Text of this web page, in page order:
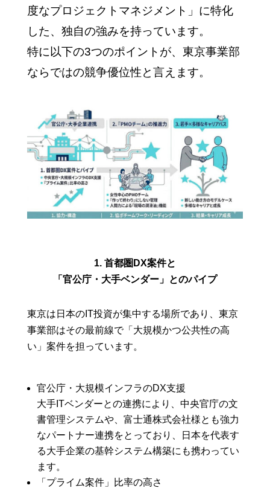
度なプロジェクトマネジメント」に特化
した、独自の強みを持っています。
特に以下の3つのポイントが、東京事業部
ならではの競争優位性と言えます。
1. 首都圏DX案件と
「官公庁・大手ベンダー」とのパイプ
東京は日本のIT投資が集中する場所であり、東京
事業部はその最前線で「大規模かつ公共性の高
い」案件を担っています。
官公庁・大規模インフラのDX支援
大手ITベンダーとの連携により、中央官庁の文
書管理システムや、富士通株式会社様とも強力
なパートナー連携をとっており、日本を代表す
る大手企業の基幹システム構築にも携わってい
ます。
「プライム案件」比率の高さ